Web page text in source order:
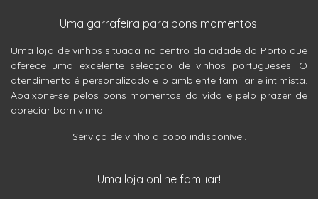
Uma garrafeira para bons momentos!
Uma loja de vinhos situada no centro da cidade do Porto que
oferece uma excelente selecção de vinhos portugueses. O
atendimento é personalizado e o ambiente familiar e intimista.
Apaixone-se pelos bons momentos da vida e pelo prazer de
apreciar bom vinho!
Serviço de vinho a copo indisponível.
Uma loja online familiar!